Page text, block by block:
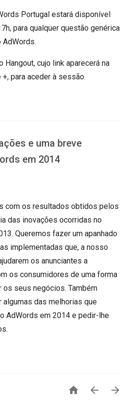
Portugal estará disponível
para qualquer questão genérica
AdWords.
Hangout, cujo link aparecerá na
para aceder à sessão.
e uma breve
em 2014
com os resultados obtidos pelos
das inovações ocorridas no
Queremos fazer um apanhado
implementadas que, a nosso
os anunciantes a
os consumidores de uma forma
os seus negócios. Também
das melhorias que
AdWords em 2014 e pedir-lhe
  